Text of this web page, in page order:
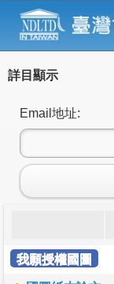
詳目顯示
Email地址:
我願授權國圖